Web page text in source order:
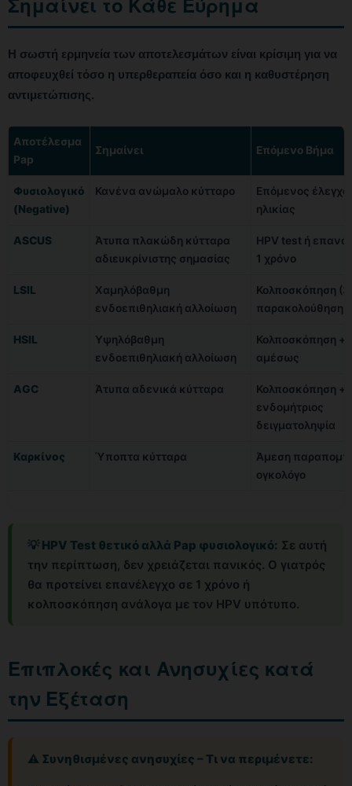
Η σωστή ερμηνεία των αποτελεσμάτων είναι κρίσιμη για να
αποφευχθεί τόσο η υπερθεραπεία όσο και η καθυστέρηση
αντιμετώπισης.
Αποτέλεσμα
Pap
Σημαίνει Επόμενο Βήμα
Φυσιολογικό
(Negative)
Κανένα ανώμαλο κύτταρο
Επόμενος
ηλικίας
ASCUS
Άτυπα πλακώδη κύτταρα
αδιευκρίνιστης σημασίας
HPV test ή
1 χρόνο
LSIL
Χαμηλόβαθμη
ενδοεπιθηλιακή αλλοίωση
Κολποσκόπηση
παρακολούθηση
HSIL
Υψηλόβαθμη
ενδοεπιθηλιακή αλλοίωση
Κολποσκόπηση +
αμέσως
AGC Άτυπα αδενικά κύτταρα
Κολποσκόπηση +
ενδομήτριος
δειγματοληψία
Καρκίνος Ύποπτα κύτταρα
Άμεση
ογκολόγο
💡 HPV Test θετικό αλλά Pap φυσιολογικό: Σε αυτή
την περίπτωση, δεν χρειάζεται πανικός. Ο γιατρός
θα προτείνει επανέλεγχο σε 1 χρόνο ή
κολποσκόπηση ανάλογα με τον HPV υπότυπο.
Επιπλοκές και Ανησυχίες κατά
την Εξέταση
⚠️ Συνηθισμένες ανησυχίες – Τι να περιμένετε: